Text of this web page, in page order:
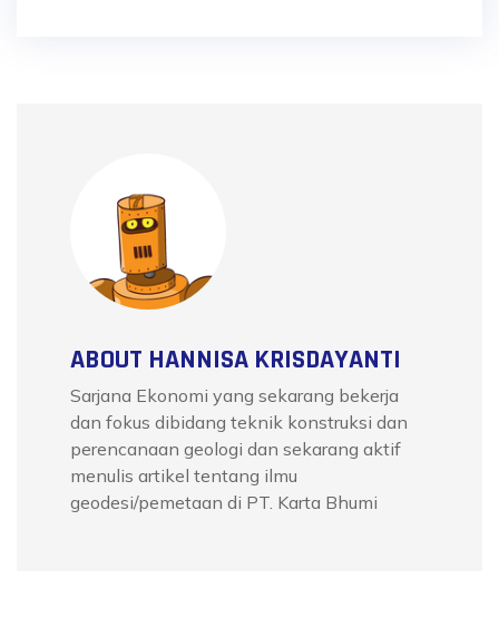
ABOUT HANNISA KRISDAYANTI
Sarjana Ekonomi yang sekarang bekerja
dan fokus dibidang teknik konstruksi dan
perencanaan geologi dan sekarang aktif
menulis artikel tentang ilmu
geodesi/pemetaan di PT. Karta Bhumi